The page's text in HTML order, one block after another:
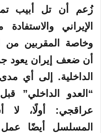
زُعم أن تل أبيب
الإيراني
وخاصة المقربين من
أن ضعف إيران يعود
الداخلية. إلى أي
“العدو الداخلي”
عراقجي: أولًا، لا
المسلسل أيضًا